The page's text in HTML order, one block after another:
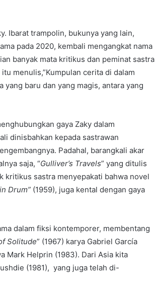
Ibarat trampolin, bukunya yang lain,
pada 2020, kembali mengangkat nama
banyak mata kritikus dan peminat sastra
menulis,”Kumpulan cerita di dalam
yang baru dan yang magis, antara yang
gaya Zaky dalam
dinisbahkan kepada sastrawan
Padahal, barangkali akar
saja, “Gulliver’s Travels” yang ditulis
sastra menyepakati bahwa novel
Drum” (1959), juga kental dengan gaya
dalam fiksi kontemporer, membentang
Solitude” (1967) karya Gabriel García
Mark Helprin (1983). Dari Asia kita
(1981), yang juga telah di-